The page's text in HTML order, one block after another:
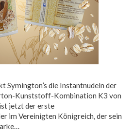
Symington’s die Instantnudeln der
Kunststoff-Kombination K3 von
jetzt der erste
im Vereinigten Königreich, der sein